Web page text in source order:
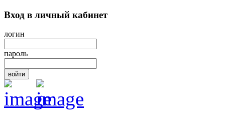
Вход в личный кабинет
логин
пароль
войти